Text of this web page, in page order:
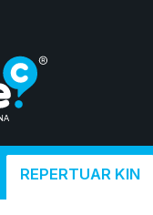
REPERTUAR KIN